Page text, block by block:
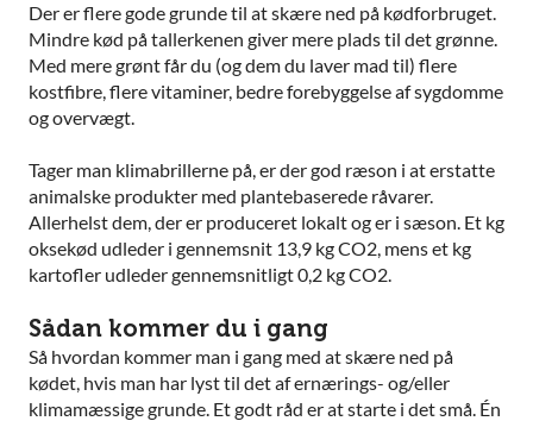
Der er flere gode grunde til at skære ned på kødforbruget.
Mindre kød på tallerkenen giver mere plads til det grønne.
Med mere grønt får du (og dem du laver mad til) flere
kostfibre, flere vitaminer, bedre forebyggelse af sygdomme
og overvægt.
Tager man klimabrillerne på, er der god ræson i at erstatte
animalske produkter med plantebaserede råvarer.
Allerhelst dem, der er produceret lokalt og er i sæson. Et kg
oksekød udleder i gennemsnit 13,9 kg CO2, mens et kg
kartofler udleder gennemsnitligt 0,2 kg CO2.
Sådan kommer du i gang
Så hvordan kommer man i gang med at skære ned på
kødet, hvis man har lyst til det af ernærings- og/eller
klimamæssige grunde. Et godt råd er at starte i det små. Én